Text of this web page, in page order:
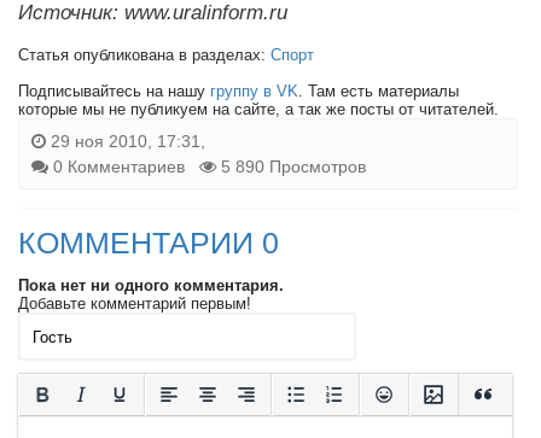
Источник: www.uralinform.ru
Статья опубликована в разделах: Спорт
Подписывайтесь на нашу группу в VK. Там есть материалы
которые мы не публикуем на сайте, а так же посты от читателей.
29 ноя 2010, 17:31,
0 Комментариев
5 890 Просмотров
КОММЕНТАРИИ 0
Пока нет ни одного комментария.
Добавьте комментарий первым!